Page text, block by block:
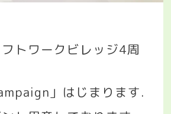
トワークビレッジ4周
」はじまります.